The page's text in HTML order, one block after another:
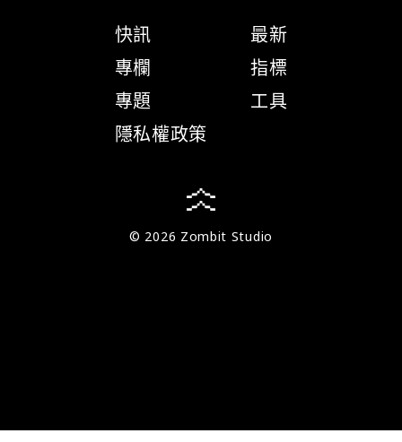
快訊
專欄
專題
隱私權政策
最新
指標
工具
© 2026 Zombit Studio